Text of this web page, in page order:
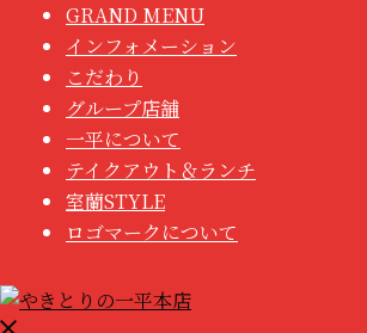
GRAND MENU
インフォメーション
こだわり
グループ店舗
一平について
テイクアウト＆ランチ
室蘭STYLE
ロゴマークについて